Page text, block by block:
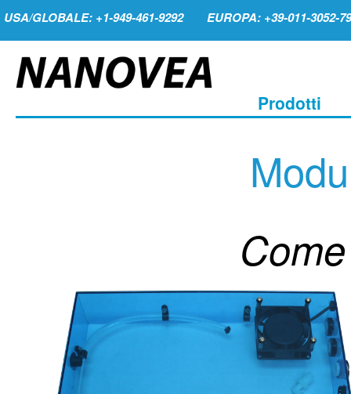
USA/GLOBALE: +1-949-461-9292 EUROPA: +39-011-3052-
Prodotti